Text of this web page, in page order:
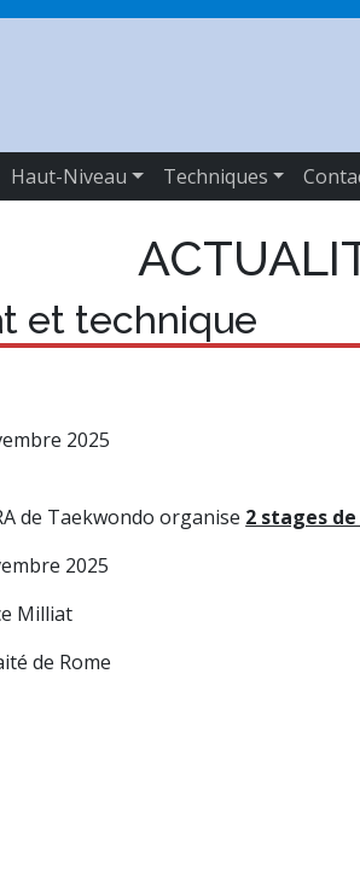
Haut-Niveau Techniques
et technique
2025
de Taekwondo organise 2 stages
2025
Milliat
de Rome